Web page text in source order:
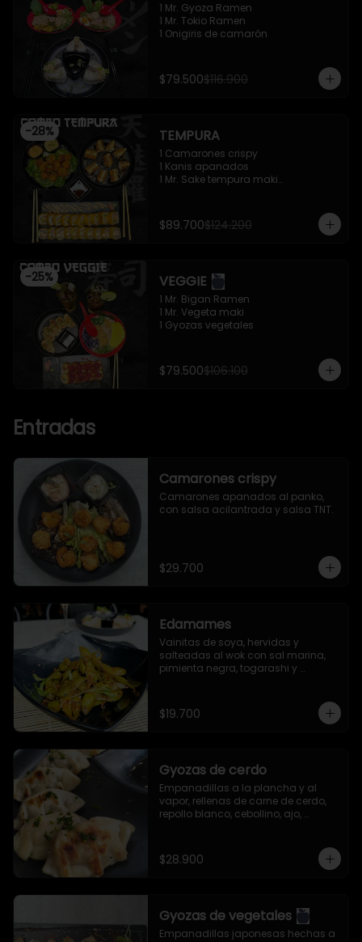
1 Mr. Gyoza Ramen
1 Mr. Tokio Ramen
1 Onigiris de camarón
$79.500$116.900
-28% TEMPURA
1 Camarones crispy
1 Kanis apanados
1 Mr. Sake tempura maki
$89.700$124.200
-25% VEGGIE
1 Mr. Bigan Ramen
1 Mr. Vegeta maki
1 Gyozas vegetales
$79.500$106.100
Entradas
Camarones crispy
Camarones apanados al panko,
con salsa acilantrada y salsa TNT.
$29.700
Edamames
Vainitas de soya, hervidas y
salteadas al wok con sal marina,
pimienta negra, togarashi y
$19.700
Gyozas de cerdo
Empanadillas a la plancha y al
vapor, rellenas de carne de cerdo,
repollo blanco, cebollino, ajo,
$28.900
Gyozas de vegetales
Empanadillas japonesas hechas a